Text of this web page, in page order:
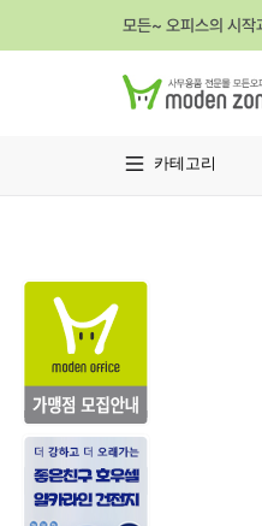
모든~ 오피스의 시
카테고리